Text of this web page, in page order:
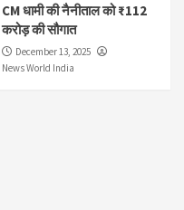
CM धामी की नैनीताल को ₹112
करोड़ की सौगात
December 13, 2025
News World India